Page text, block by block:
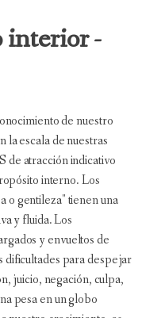
-
de nuestro
escala de nuestras
de atracción indicativo
interno. Los
o gentileza" tienen una
y fluida. Los
y envueltos de
dificultades para despejar
juicio, negación, culpa,
pesa en un globo